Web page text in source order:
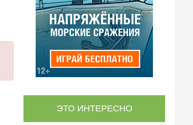
ЭТО ИНТЕРЕСНО